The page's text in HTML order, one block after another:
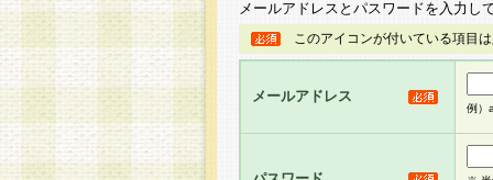
メールアドレスとパスワードを入力し
このアイコンが付いている項目
メールアドレス
例）